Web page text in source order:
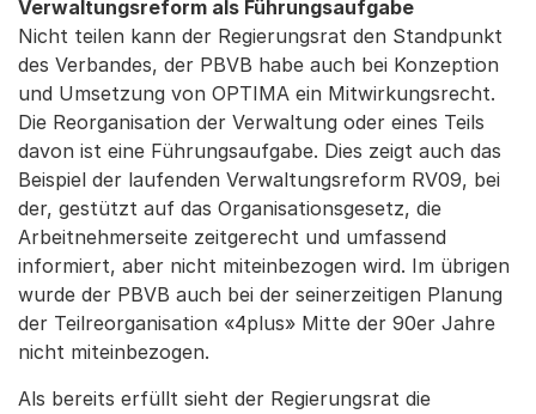
Verwaltungsreform als Führungsaufgabe
Nicht teilen kann der Regierungsrat den Standpunkt
des Verbandes, der PBVB habe auch bei Konzeption
und Umsetzung von OPTIMA ein Mitwirkungsrecht.
Die Reorganisation der Verwaltung oder eines Teils
davon ist eine Führungsaufgabe. Dies zeigt auch das
Beispiel der laufenden Verwaltungsreform RV09, bei
der, gestützt auf das Organisationsgesetz, die
Arbeitnehmerseite zeitgerecht und umfassend
informiert, aber nicht miteinbezogen wird. Im übrigen
wurde der PBVB auch bei der seinerzeitigen Planung
der Teilreorganisation «4plus» Mitte der 90er Jahre
nicht miteinbezogen.
Als bereits erfüllt sieht der Regierungsrat die